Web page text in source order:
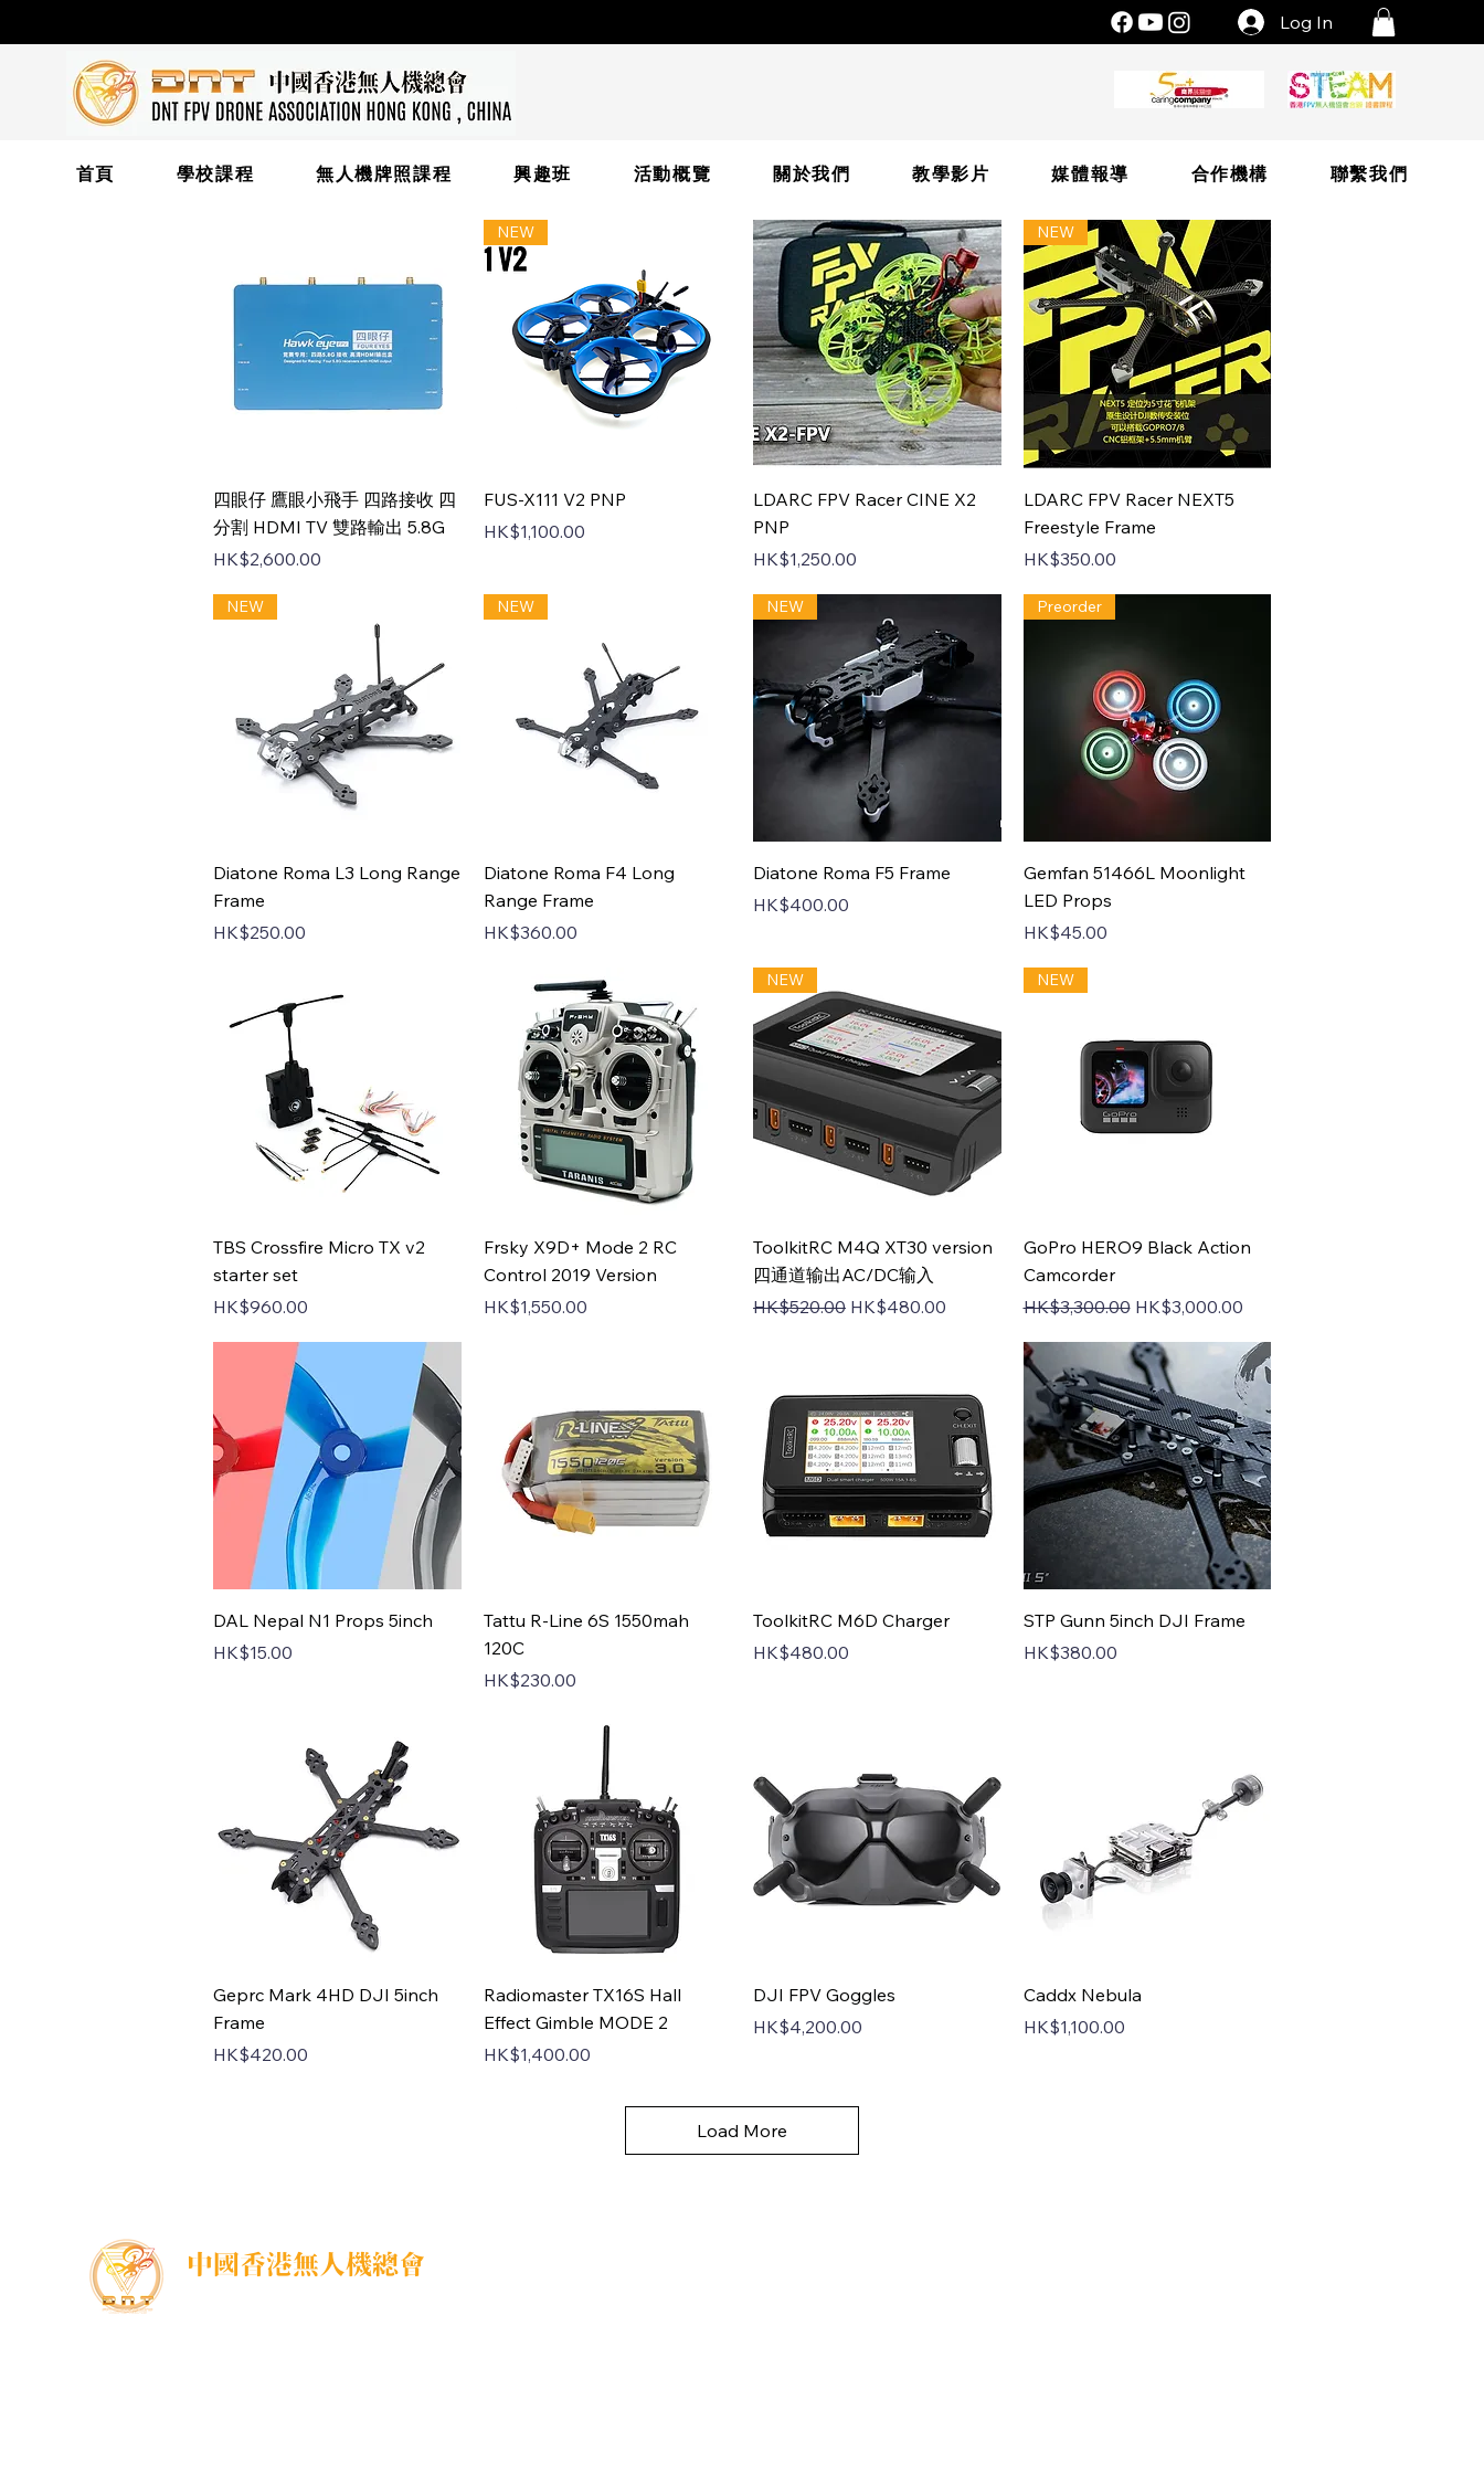
Log In
首頁 學校課程 無人機牌照課程 興趣班 活動概覽 關於我們 教學影片 媒體報導 合作機構 聯繫我們
Quick View
四眼仔 鷹眼小飛手 四路接收 四
分割 HDMI TV 雙路輸出 5.8G
Price
HK$2,600.00
Quick View
NEW
FUS-X111 V2 PNP
Price
HK$1,100.00
Quick View
LDARC FPV Racer CINE X2
PNP
Price
HK$1,250.00
Quick View
NEW
LDARC FPV Racer NEXT5
Freestyle Frame
Price
HK$350.00
Quick View
NEW
Diatone Roma L3 Long Range
Frame
Price
HK$250.00
Quick View
NEW
Diatone Roma F4 Long
Range Frame
Price
HK$360.00
Quick View
NEW
Diatone Roma F5 Frame
Price
HK$400.00
Quick View
Preorder
Gemfan 51466L Moonlight
LED Props
Price
HK$45.00
Quick View
TBS Crossfire Micro TX v2
starter set
Price
HK$960.00
Quick View
Frsky X9D+ Mode 2 RC
Control 2019 Version
Price
HK$1,550.00
Quick View
NEW
ToolkitRC M4Q XT30 version
四通道输出AC/DC输入
Regular Price
HK$520.00 Sale Price
HK$480.00
Quick View
NEW
GoPro HERO9 Black Action
Camcorder
Regular Price
HK$3,300.00 Sale Price
HK$3,000.00
Quick View
DAL Nepal N1 Props 5inch
Price
HK$15.00
Quick View
Tattu R-Line 6S 1550mah
120C
Price
HK$230.00
Quick View
ToolkitRC M6D Charger
Price
HK$480.00
Quick View
STP Gunn 5inch DJI Frame
Price
HK$380.00
Quick View
Geprc Mark 4HD DJI 5inch
Frame
Price
HK$420.00
Quick View
Radiomaster TX16S Hall
Effect Gimble MODE 2
Price
HK$1,400.00
Quick View
DJI FPV Goggles
Price
HK$4,200.00
Quick View
Caddx Nebula
Price
HK$1,100.00
Load More
中國香港無人機總會